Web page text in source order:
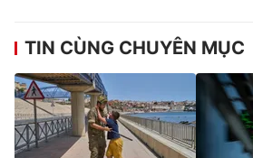
TIN CÙNG CHUYÊN MỤC